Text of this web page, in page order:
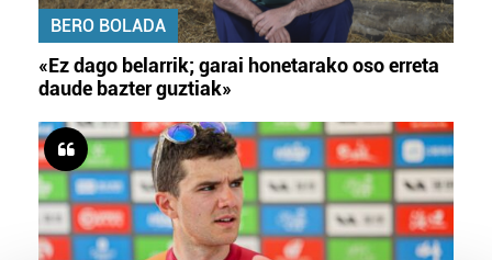
BERO BOLADA
«Ez dago belarrik; garai honetarako oso erreta
daude bazter guztiak»